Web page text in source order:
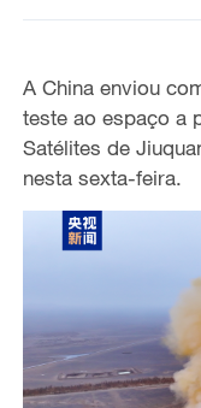
A China enviou
teste ao espaço a
Satélites de
nesta sexta-feira.